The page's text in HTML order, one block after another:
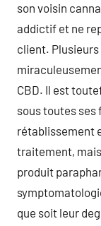
son voisin
addictif et ne
client.
CBD. Il est
sous toutes ses
rétablissement
traitement,
produit
que soit leur